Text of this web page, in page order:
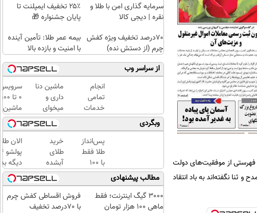
فهرستی از موفقیت‌های دولت
ثنا نگفته‌اند به باد انتقاد
سرمایه گذاری امن با طلا و
نقره | دیجی کالا
۲۵٪ تخفیف ایمپلنت تا
پایان جشنواره 🎁
70درصد تخفیف ویژه کفش
چرم (از دستش نده)
بیمه عمر طلا: تأمین آینده
با امنیت و بازده بالا
از سراسر وب
انجام
تمامی
خدمات
خودرویی
در محل
با یدک
دات کام
ماشین دنا
داری و
میخوای
بفروشی؟؟
اینجا
راحت و
سریع
بفروش
0 تا 100
ماشین
با یدک
دات
وبگردی
پس‌انداز
طلا فقط
با ۱۰۰
هزارتومان
(امن و
راحت)
خرید
طلای
آبشده
حتی با
۱۰۰هزارتومان
الان
دیگه
طلا با
بی‌بهره
مطالب پیشنهادی
3000 گیگ اینترنت؛ فقط
ماهی 100 هزار تومان
فروش اقساطی کفش چرم
با 70درصد تخفیف